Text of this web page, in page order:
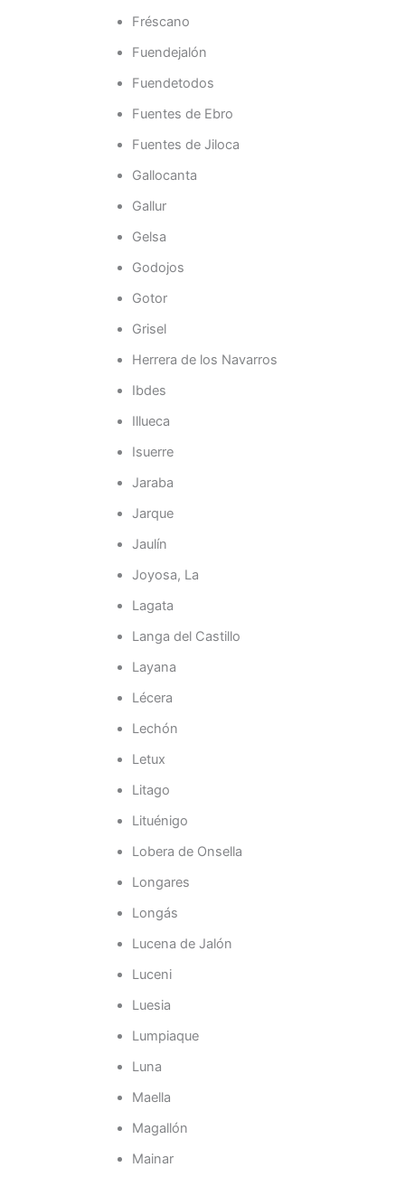
Fréscano
Fuendejalón
Fuendetodos
Fuentes de Ebro
Fuentes de Jiloca
Gallocanta
Gallur
Gelsa
Godojos
Gotor
Grisel
Herrera de los Navarros
Ibdes
Illueca
Isuerre
Jaraba
Jarque
Jaulín
Joyosa, La
Lagata
Langa del Castillo
Layana
Lécera
Lechón
Letux
Litago
Lituénigo
Lobera de Onsella
Longares
Longás
Lucena de Jalón
Luceni
Luesia
Lumpiaque
Luna
Maella
Magallón
Mainar